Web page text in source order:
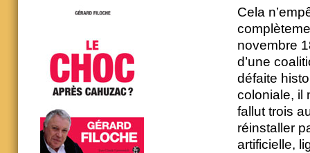
Cela
novembre
d’une
défaite
coloniale, il
fallut trois
réinstaller
artificielle,